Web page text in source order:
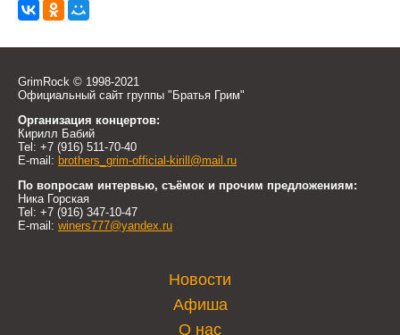
GrimRock © 1998-2021
Официальный сайт группы "Братья Грим"
Организация концертов:
Кирилл Бабий
Tel: +7 (916) 511-70-40
E-mail: brothers_grim-official-kirill@mail.ru
По вопросам интервью, съёмок и прочим предложениям:
Ника Горская
Tel: +7 (916) 347-10-47
E-mail: winers777@yandex.ru
Новости
Афиша
О нас